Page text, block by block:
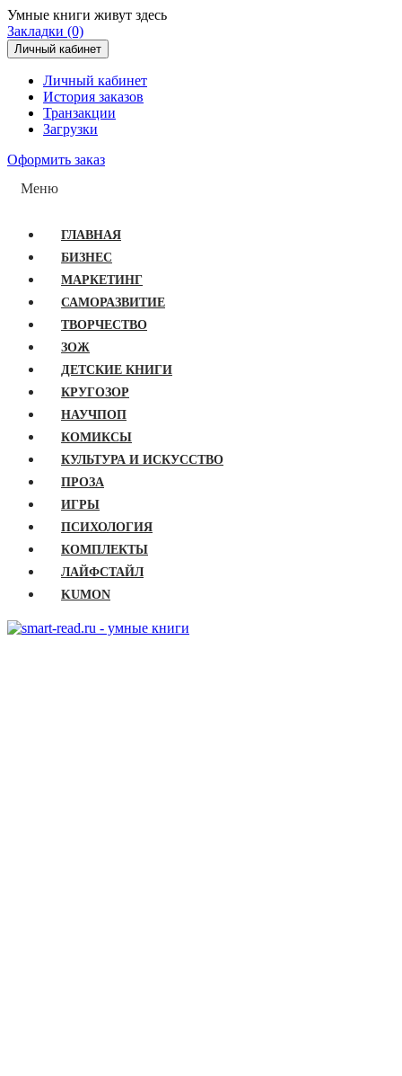
Умные книги живут здесь
Закладки (0)
Личный кабинет
Личный кабинет
История заказов
Транзакции
Загрузки
Оформить заказ
Меню
ГЛАВНАЯ
БИЗНЕС
МАРКЕТИНГ
САМОРАЗВИТИЕ
ТВОРЧЕСТВО
ЗОЖ
ДЕТСКИЕ КНИГИ
КРУГОЗОР
НАУЧПОП
КОМИКСЫ
КУЛЬТУРА И ИСКУССТВО
ПРОЗА
ИГРЫ
ПСИХОЛОГИЯ
КОМПЛЕКТЫ
ЛАЙФСТАЙЛ
KUMON